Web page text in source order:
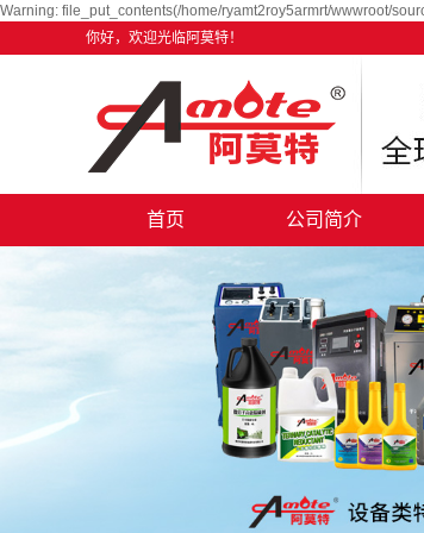
Warning: file_put_contents(/home/ryamt2roy5armrt/wwwroot/
你好，欢迎光临阿莫特！
首页 公司简介
公司简介
企业文化
资质荣誉
厂房面貌
走进阿莫特
合作加盟